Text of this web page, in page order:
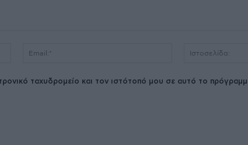
ταχυδρομείο και τον ιστότοπό μου σε αυτό το